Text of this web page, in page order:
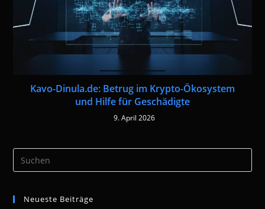
Kavo-Dinula.de: Betrug im Krypto-Ökosystem
und Hilfe für Geschädigte
9. April 2026
Neueste Beiträge